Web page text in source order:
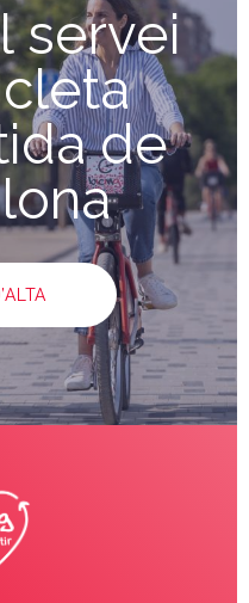
servei
de